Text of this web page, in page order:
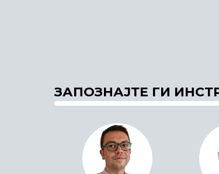
ЗАПОЗНАЈТЕ ГИ